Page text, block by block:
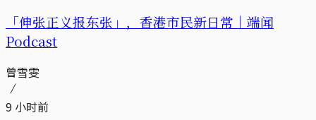
「伸张正义报东张」，香港市民新日常｜端闻
Podcast
曾雪雯
9 小时前